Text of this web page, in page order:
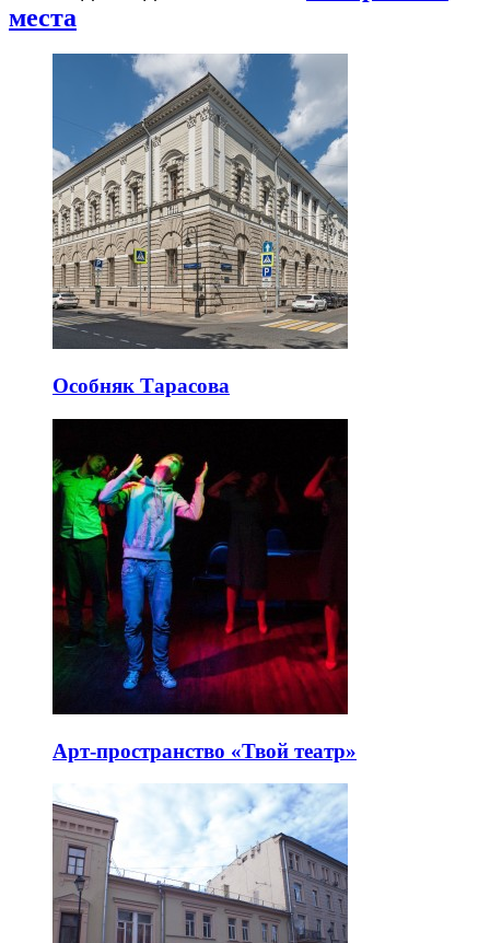
места
Особняк Тарасова
Арт-пространство «Твой театр»